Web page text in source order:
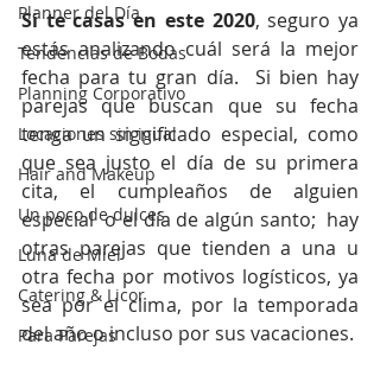
Planner del Día
Tendencias de Bodas
Planning Corporativo
Locaciones sin igual
Hair and Makeup
Un poco de dulces
Luna de Miel
Catering & Licor
Para Parejas
Si te casas en este 2020, seguro ya
estás analizando cuál será la mejor
fecha para tu gran día.  Si bien hay
parejas que buscan que su fecha
tenga un significado especial, como
que sea justo el día de su primera
cita, el cumpleaños de alguien
especial  o el día de algún santo;  hay
otras parejas que tienden a una u
otra fecha por motivos logísticos, ya
sea por el clima, por la temporada
del año o incluso por sus vacaciones.